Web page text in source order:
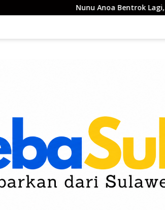
Nunu Anoa Bentrok Lagi, Dua